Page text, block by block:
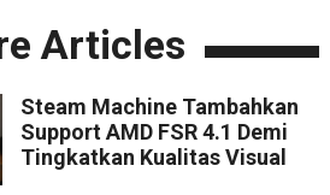
Articles
Steam Machine Tambahkan
Support AMD FSR 4.1 Demi
Tingkatkan Kualitas Visual